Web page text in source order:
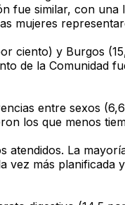
fue similar, con
mujeres
ciento) y Burgos
de la Comunidad
entre sexos
los que menos
La
más planificada